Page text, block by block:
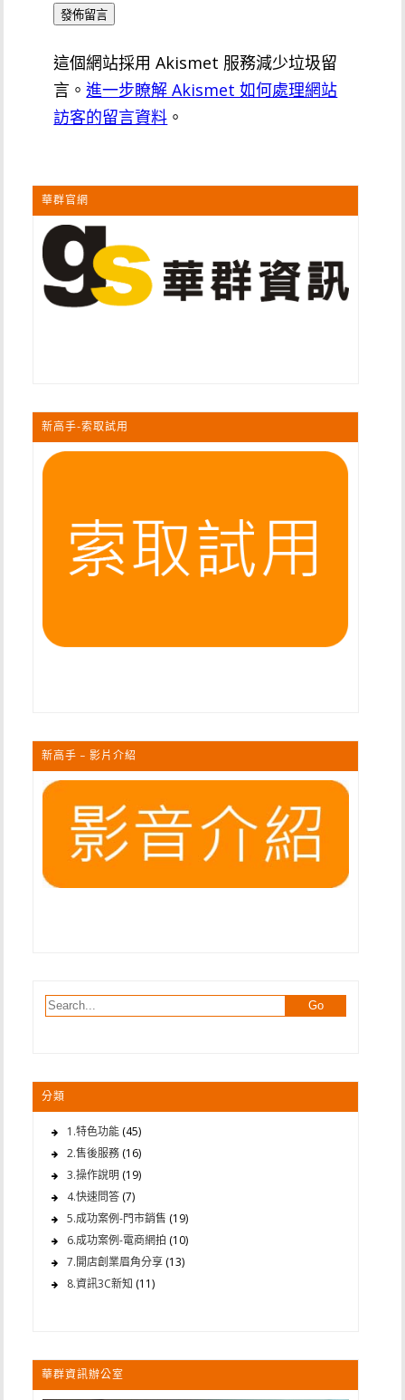
這個網站採用 Akismet 服務減少垃圾留
言。進一步瞭解 Akismet 如何處理網站
訪客的留言資料 。
華群官網
新高手-索取試用
新高手 – 影片介紹
分類
1.特色功能(45)
2.售後服務(16)
3.操作說明(19)
4.快速問答(7)
5.成功案例-門市銷售 (19)
6.成功案例-電商網拍 (10)
7.開店創業眉角分享(13)
8.資訊3C新知 (11)
華群資訊辦公室